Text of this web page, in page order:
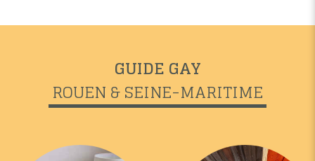
GUIDE GAY
ROUEN & SEINE-MARITIME